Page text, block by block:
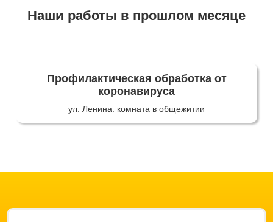
Наши работы в прошлом месяце
Профилактическая обработка от
коронавируса
ул. Ленина: комната в общежитии